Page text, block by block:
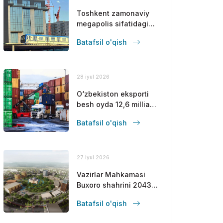
Toshkent zamonaviy
megapolis sifatidagi
mustahkamlamoqda
Batafsil o'qish
28 iyul 2026
O‘zbekiston eksporti
besh oyda 12,6 milliard
Batafsil o'qish
27 iyul 2026
Vazirlar Mahkamasi
Buxoro shahrini 2043-
rivojlantirishning bosh
Batafsil o'qish